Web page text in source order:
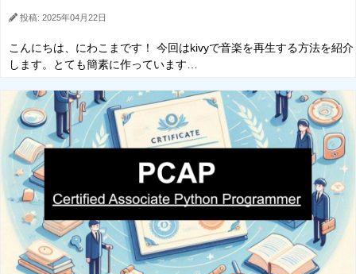
投稿: 2025年04月22日
こんにちは、にわこまです！ 今回はkivyで音楽を再生する方法を紹介
します。とても簡素に作っています…